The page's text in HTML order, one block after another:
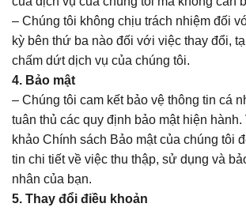
– Chúng tôi không chịu trách nhiệm đối
kỳ bên thứ ba nào đối với việc thay đổi,
chấm dứt dịch vụ của chúng tôi.
4. Bảo mật
– Chúng tôi cam kết bảo vệ thông tin cá
tuân thủ các quy định bảo mật hiện hành.
khảo Chính sách Bảo mật của chúng tôi
tin chi tiết về việc thu thập, sử dụng và
nhân của bạn.
5. Thay đổi điều khoản